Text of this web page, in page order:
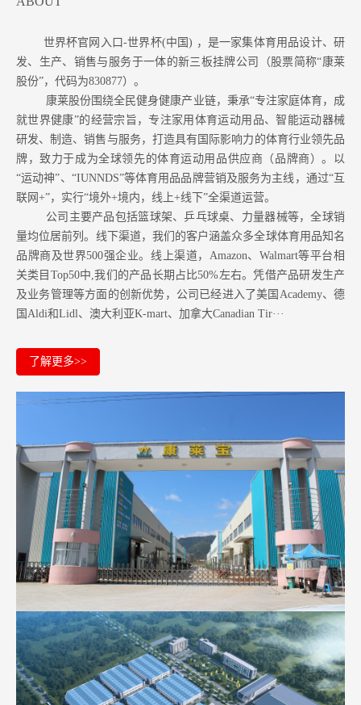
世界杯官网入口-世界杯(中国) ，是一家集体育用品设计、研
发、生产、销售与服务于一体的新三板挂牌公司（股票简称“康莱
股份”，代码为830877）。
康莱股份围绕全民健身健康产业链，秉承“专注家庭体育，成
就世界健康”的经营宗旨，专注家用体育运动用品、智能运动器械
研发、制造、销售与服务，打造具有国际影响力的体育行业领先品
牌，致力于成为全球领先的体育运动用品供应商（品牌商）。以
“运动神”、“IUNNDS”等体育用品品牌营销及服务为主线，通过“互
联网+”，实行“境外+境内，线上+线下”全渠道运营。
公司主要产品包括篮球架、乒乓球桌、力量器械等，全球销
量均位居前列。 线下渠道，我们的客户涵盖众多全球体育用品知名
品牌商及世界500强企业。 线上渠道，Amazon、Walmart等平台相
关类目Top50中,我们的产品长期占比50%左右。凭借产品研发生产
及业务管理等方面的创新优势，公司已经进入了美国Academy、德
国Aldi和Lidl、澳大利亚K-mart、加拿大Canadian Tir···
了解更多>>